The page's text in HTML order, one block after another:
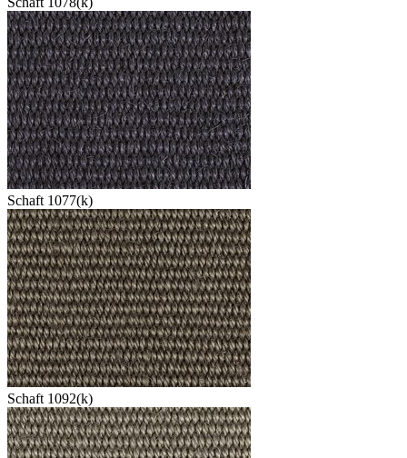
Schaft 1077(k)
Schaft 1092(k)